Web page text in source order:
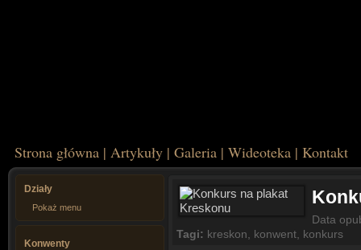
Strona główna | Artykuły | Galeria | Wideoteka | Kontakt
Działy
Pokaż menu
Konwenty
Data
Tagi: kreskon konwent konkurs